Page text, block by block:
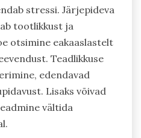
stressi. Järjepideva
tootlikkust ja
otsimine eakaaslastelt
Teadlikkuse
edendavad
Lisaks võivad
vältida